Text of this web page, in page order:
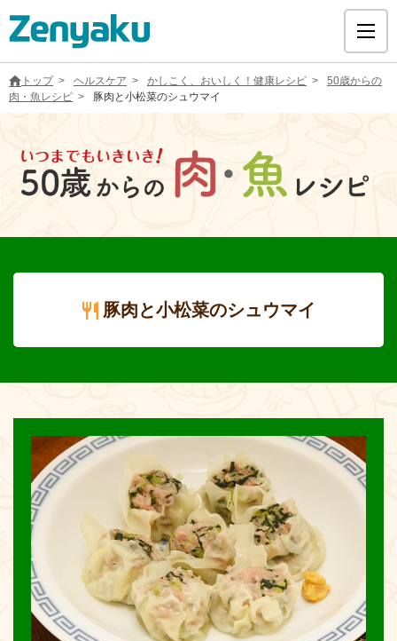
グループについて
ヘルスケア
採用情報
お問い合わせ
トップ ヘルスケア かしこく、おいしく！健康レシピ
50歳からの
肉・魚レシピ
豚肉と小松菜のシュウマイ
豚肉と小松菜のシュウマイ